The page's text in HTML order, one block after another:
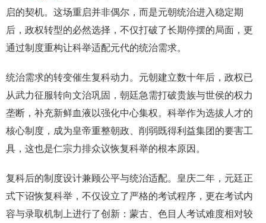
启的契机。这场重启并非偶尔，而是元朝统治进入稳定期
后，政权转型的必然选择，不仅打破了长期停摆的局面，更
通过制度重构让科举适配元代的统治需求。
统治需求的转变催生复科动力。元朝建立数十年后，政权已
从武力征服转向文治巩固，朝廷急需打破贵族与世侯的权力
垄断，补充新鲜血液以强化中心集权。科举作为选拔人才的
核心制度，成为皇帝重整朝政、削弱既得利益集团的要害工
具，这也是仁宗力排众议恢复科举的根本原因。
复科后的制度设计兼顾公平与统治适配。皇庆二年，元廷正
式下诏恢复科举，不仅设立了严格的考试程序，更在考试内
容与录取机制上进行了创新：蒙古、色目人考试难度相对较